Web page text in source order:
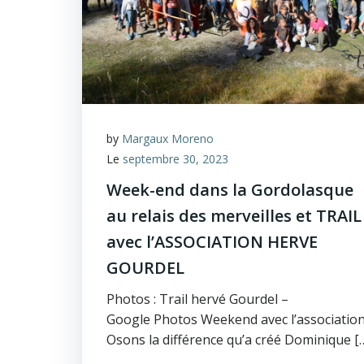
by Margaux Moreno
Le septembre 30, 2023
Week-end dans la Gordolasque
au relais des merveilles et TRAIL
avec l’ASSOCIATION HERVE
GOURDEL
Photos : Trail hervé Gourdel –
Google Photos Weekend avec
Osons la différence qu’a créé Dominique